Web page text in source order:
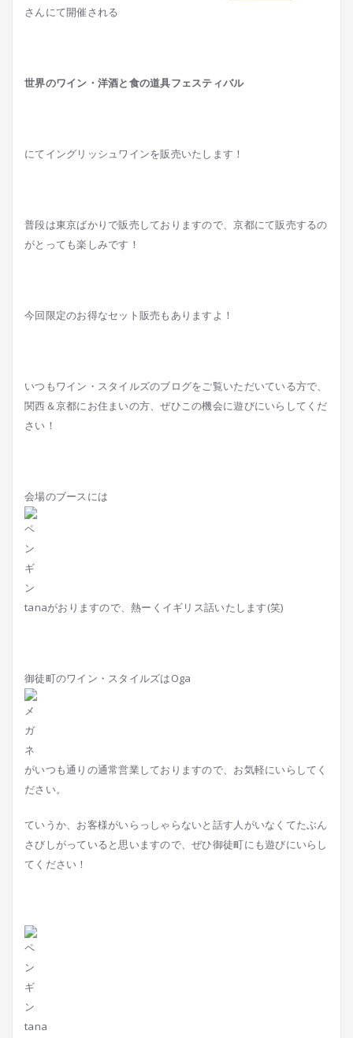
さんにて開催される
世界のワイン・洋酒と食の道具フェスティバル
にてイングリッシュワインを販売いたします！
普段は東京ばかりで販売しておりますので、京都にて販売するの
がとっても楽しみです！
今回限定のお得なセット販売もありますよ！
いつもワイン・スタイルズのブログをご覧いただいている方で、
関西＆京都にお住まいの方、ぜひこの機会に遊びにいらしてくだ
さい！
会場のブースには
tanaがおりますので、熱ーくイギリス話いたします(笑)
御徒町のワイン・スタイルズはOga
がいつも通りの通常営業しておりますので、お気軽にいらしてく
ださい。
ていうか、お客様がいらっしゃらないと話す人がいなくてたぶん
さびしがっていると思いますので、ぜひ御徒町にも遊びにいらし
てください！
tana